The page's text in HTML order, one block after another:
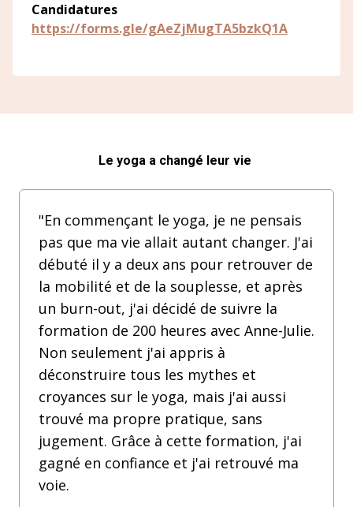
Candidatures
https://forms.gle/gAeZjMugTA5bzkQ1A
Le yoga a changé leur vie
"En commençant le yoga, je ne pensais
pas que ma vie allait autant changer. J'ai
débuté il y a deux ans pour retrouver de
la mobilité et de la souplesse, et après
un burn-out, j'ai décidé de suivre la
formation de 200 heures avec Anne-Julie.
Non seulement j'ai appris à
déconstruire tous les mythes et
croyances sur le yoga, mais j'ai aussi
trouvé ma propre pratique, sans
jugement. Grâce à cette formation, j'ai
gagné en confiance et j'ai retrouvé ma
voie.